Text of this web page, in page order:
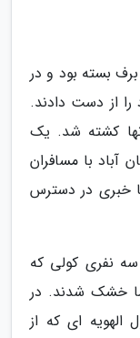
بسته بود و در
از دست دادند.
کشته شد. یک
آباد با مسافران
خبری در دسترس
سه نفری کولی که
خشک شدند. در
ای که از